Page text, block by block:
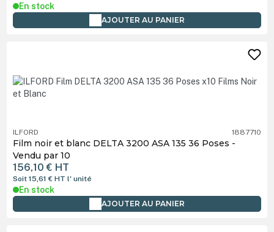
En stock
AJOUTER AU PANIER
ILFORD 1887710
Film noir et blanc DELTA 3200 ASA 135 36 Poses -
Vendu par 10
156,10 € HT
Soit 15,61 €HTl' unité
En stock
AJOUTER AU PANIER